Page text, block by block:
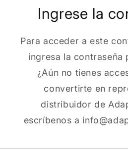
Ingrese la
Para acceder a este
ingresa la contraseña
¿Aún no tienes
convertirte en
distribuidor de
escríbenos a